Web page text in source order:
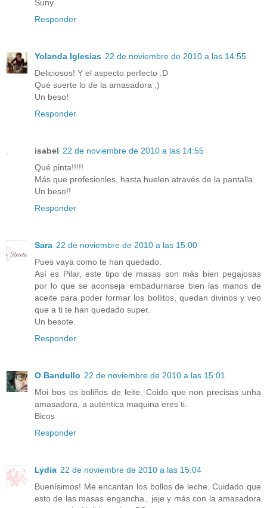
Suny
Responder
Yolanda Iglesias 22 de noviembre de 2010 a las 14:55
Deliciosos! Y el aspecto perfecto :D
Qué suerte lo de la amasadora ;)
Un beso!
Responder
isabel 22 de noviembre de 2010 a las 14:55
Qué pinta!!!!!
Más que profesionles, hasta huelen através de la pantalla.
Un beso!!
Responder
Sara 22 de noviembre de 2010 a las 15:00
Pues vaya como te han quedado.
Así es Pilar, este tipo de masas son más bien pegajosas
por lo que se aconseja embadurnarse bien las manos de
aceite para poder formar los bollitos, quedan divinos y veo
que a ti te han quedado super.
Un besote.
Responder
O Bandullo 22 de noviembre de 2010 a las 15:01
Moi bos os boliños de leite. Coido que non precisas unha
amasadora, a auténtica maquina eres ti.
Bicos
Responder
Lydia 22 de noviembre de 2010 a las 15:04
Buenísimos! Me encantan los bollos de leche. Cuidado que
esto de las masas engancha.. jeje y más con la amasadora